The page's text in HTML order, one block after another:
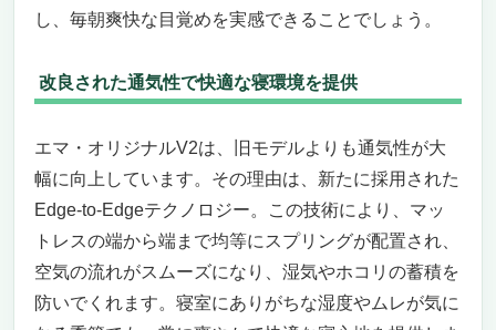
し、毎朝爽快な目覚めを実感できることでしょう。
改良された通気性で快適な寝環境を提供
エマ・オリジナルV2は、旧モデルよりも通気性が大
幅に向上しています。その理由は、新たに採用された
Edge-to-Edgeテクノロジー。この技術により、マッ
トレスの端から端まで均等にスプリングが配置され、
空気の流れがスムーズになり、湿気やホコリの蓄積を
防いでくれます。寝室にありがちな湿度やムレが気に